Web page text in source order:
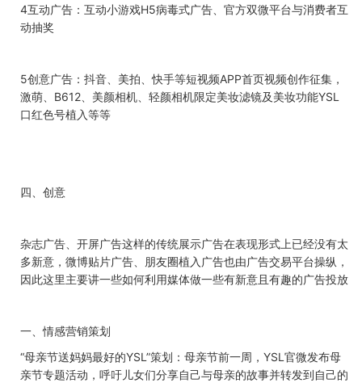
4互动广告：互动小游戏H5病毒式广告、官方双微平台与消费者互
动抽奖
5创意广告：抖音、美拍、快手等短视频APP首页视频创作征集，
激萌、 B612 、美颜相机、轻颜相机限定美妆滤镜及美妆功能YSL
口红色号植入等等
四、 创意
杂志广告、开屏广告这样的传统展示广告在表现形式上已经没有太
多新意，微博贴片广告、朋友圈植入广告也由广告交易平台操纵，
因此这里主要讲一些如何利用媒体做一些有新意且有趣的广告投放
一、情感营销策划
“母亲节送妈妈最好的YSL ”策划：母亲节前一周， YSL 官微发布母
亲节专题活动，呼吁儿女们分享自己与母亲的故事并转发到自己的